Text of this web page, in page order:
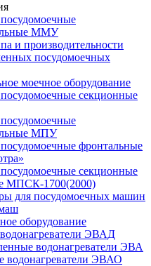
ММУ
и производительности
посудомоечных
моечное оборудование
секционные
МПУ
фронтальные
секционные
МПСК-1700(2000)
для посудомоечных машин
оборудование
ЭВАД
водонагреватели ЭВА
водонагреватели ЭВАО